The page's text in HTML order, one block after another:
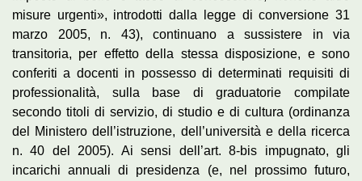
misure urgenti», introdotti dalla legge di conversione 31
marzo 2005, n. 43), continuano a sussistere in via
transitoria, per effetto della stessa disposizione, e sono
conferiti a docenti in possesso di determinati requisiti di
professionalità, sulla base di graduatorie compilate
secondo titoli di servizio, di studio e di cultura (ordinanza
del Ministero dell’istruzione, dell’università e della ricerca
n. 40 del 2005). Ai sensi dell’art. 8-bis impugnato, gli
incarichi annuali di presidenza (e, nel prossimo futuro,